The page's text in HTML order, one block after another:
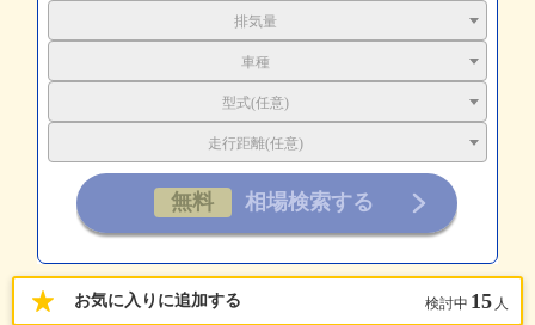
排気量
車種
型式(任意)
走行距離(任意)
お気に入りに追加する 検討中 15 人